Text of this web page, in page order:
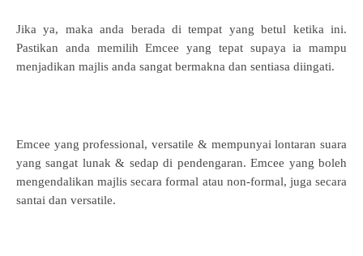
Jika ya, maka anda berada di tempat yang betul ketika ini.
Pastikan anda memilih Emcee yang tepat supaya ia mampu
menjadikan majlis anda sangat bermakna dan sentiasa diingati.
Emcee yang professional, versatile & mempunyai lontaran suara
yang sangat lunak & sedap di pendengaran. Emcee yang boleh
mengendalikan majlis secara formal atau non-formal, juga secara
santai dan versatile.